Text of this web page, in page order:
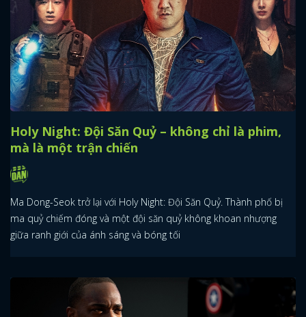
Holy Night: Đội Săn Quỷ – không chỉ là phim,
mà là một trận chiến
Ma Dong-Seok trở lại với Holy Night: Đội Săn Quỷ. Thành phố bị
ma quỷ chiếm đóng và một đội săn quỷ không khoan nhượng
giữa ranh giới của ánh sáng và bóng tối